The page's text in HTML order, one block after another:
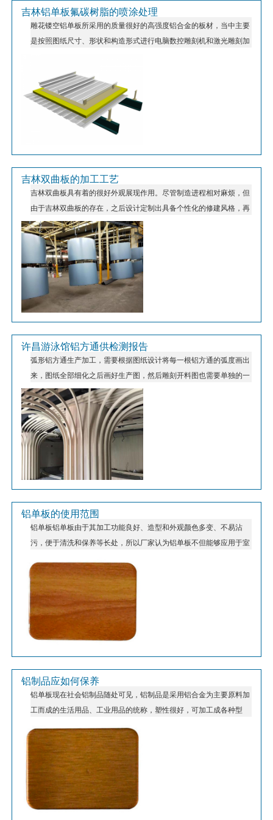
吉林铝单板氟碳树脂的喷涂处理
雕花镂空铝单板所采用的质量很好的高强度铝合金的板材，当中主要
是按照图纸尺寸、形状和构造形式进行电脑数控雕刻机和激光雕刻加
的建筑装饰材料。其具体的相关内容是怎样的呢？下面，吉林铝单板
小编就给大家分享一下吧！
吉林双曲板的加工工艺
​吉林双曲板具有着的很好外观展现作用。尽管制造进程相对麻烦，但
由于吉林双曲板的存在，之后设计定制出具备个性化的修建风格，再
之后扩展修建规划师的规划空间，展现出吉林双曲板在金属幕墙上无
可代替的魅力。由于金属铝板具备着的塑性，能够依照各种曲率开展
规划加工，满足施工方个性化的施工请求。
许昌游泳馆铝方通供检测报告
弧形铝方通生产加工，需要根据图纸设计将每一根铝方通的弧度画出
来，图纸全部细化之后画好生产图，然后雕刻开料图也需要单独的一
份图纸，将雕刻开料的图输入到数控雕刻机工作台之后，工作人员按
*作指令根据开料，每块板开好之后及时调整和拿出来，整块铝板雕
刻开好之后再换铝板上去。 门头招牌高 档凹凸弯曲木纹铝方通指定
加工厂主要是对厚度，材质，弧度有严格的要求。比如一个规格比较
大的铝方通如果厚度太薄，弧度太小就容易产生折断的现象。所以我
们在加工弧度铝方通的时候，一 定要考虑这些因素 近年来，随着国
内建筑业的发展，建筑物室内外的设计越来越美观、艺术化，采取材
用巧妙相结合。吊顶铝方通产品就是利用消费者心理来创造出完 美
的材料。在市场上出现了大大小小的铝方通厂家或者吊顶铝方通批发
市场，这些的出现体现出吊顶铝方通市场的潮流。 弧形铝方通当中
它产品，安装结构为利用上层主骨，以螺丝和特造的构件与型材锤片
连接，防风性强，适用于户外装饰（龙骨间距可任意调节）。
铝单板的使用范围
铝单板铝单板由于其加工功能良好、造型和外观颜色多变、不易沾
污，便于清洗和保养等长处，所以厂家认为铝单板不但能够应用于室
台、门套、窗 台、货台、广告牌，乃至屏风以及工艺品等装修。
铝制品应如何保养
铝单板现在社会铝制品随处可见，铝制品是采用铝合金为主要原料加
工而成的生活用品、工业用品的统称，塑性很好，可加工成各种型
仅次于钢。那么如何正确使用铝制品？如何保养铝制品呢？下面美美
跟大家分享铝制品的正确使用方法和保养技巧。